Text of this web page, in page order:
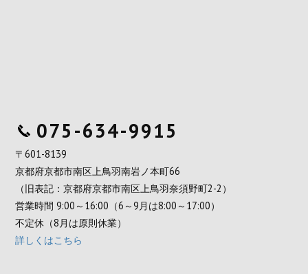
075-634-9915
〒601-8139
京都府京都市南区上鳥羽南岩ノ本町66
（旧表記：京都府京都市南区上鳥羽奈須野町2-2）
営業時間 9:00～16:00（6～9月は8:00～17:00）
不定休（8月は原則休業）
詳しくはこちら